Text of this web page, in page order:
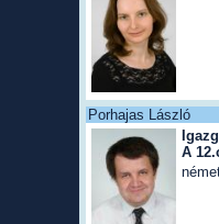
Porhajas László
A